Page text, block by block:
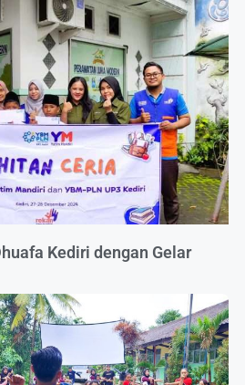
Kediri dengan Gelar